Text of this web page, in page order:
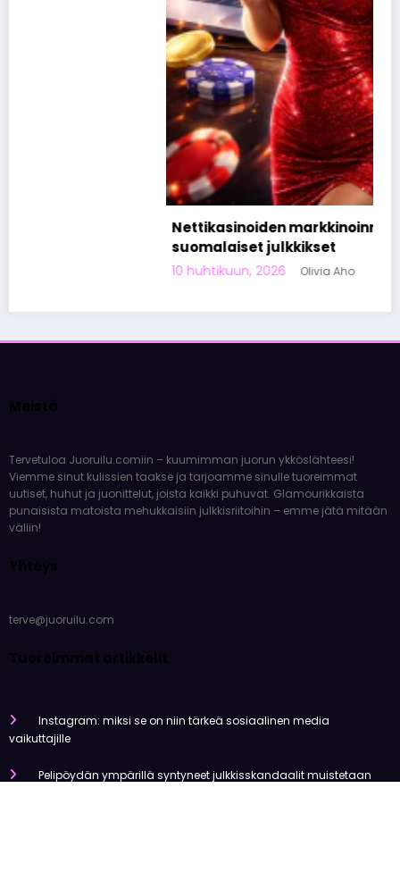
Nettikasinoiden markkinoinnista tunnetut
suomalaiset julkkikset
Olivia Aho
Meistä
Tervetuloa Juoruilu.comiin – kuumimman juorun ykköslähteesi!
Viemme sinut kulissien taakse ja tarjoamme sinulle tuoreimmat
uutiset, huhut ja juonittelut, joista kaikki puhuvat. Glamourikkaista
punaisista matoista mehukkaisiin julkkisriitoihin – emme jätä mitään
väliin!
Yhteys
terve@juoruilu.com
Tuoreimmat artikkelit
Instagram: miksi se on niin tärkeä sosiaalinen media
vaikuttajille
Pelipöydän ympärillä syntyneet julkkisskandaalit muistetaan